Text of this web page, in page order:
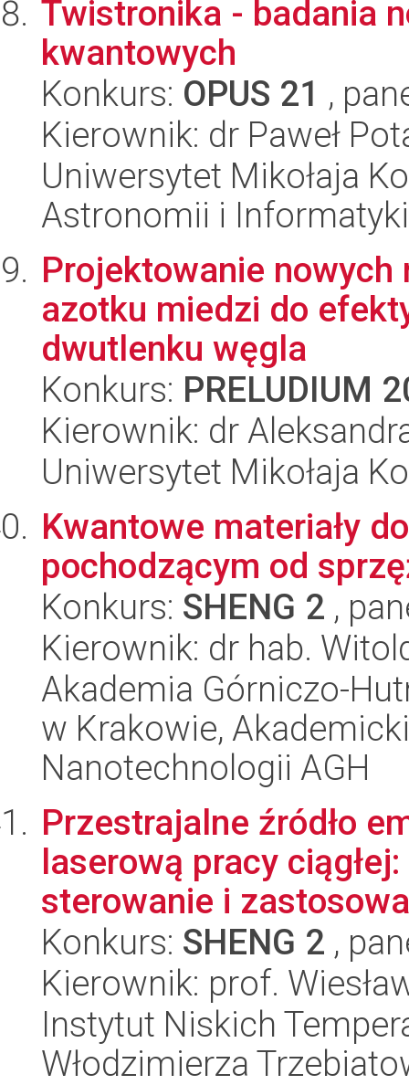
Twistronika - badania
kwantowych
Konkurs: OPUS 21 ,
Kierownik: dr Paweł
Uniwersytet Mikołaja
Astronomii i
Projektowanie nowych
azotku miedzi do
dwutlenku węgla
Konkurs: PRELUDIUM
Kierownik: dr
Uniwersytet Mikołaja
Kwantowe materiały
pochodzącym od
Konkurs: SHENG 2 ,
Kierownik: dr hab.
Akademia Górniczo-
w Krakowie,
Nanotechnologii AGH
Przestrajalne źródło
laserową pracy
sterowanie i
Konkurs: SHENG 2 ,
Kierownik: prof.
Instytut Niskich
Włodzimierza